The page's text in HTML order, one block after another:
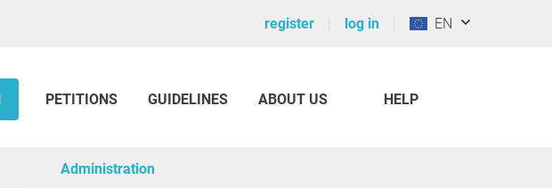
register log in EN
PETITIONS GUIDELINES ABOUT US HELP
Administration